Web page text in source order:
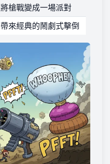
將槍戰變成一場派對
帶來經典的鬧劇式擊倒